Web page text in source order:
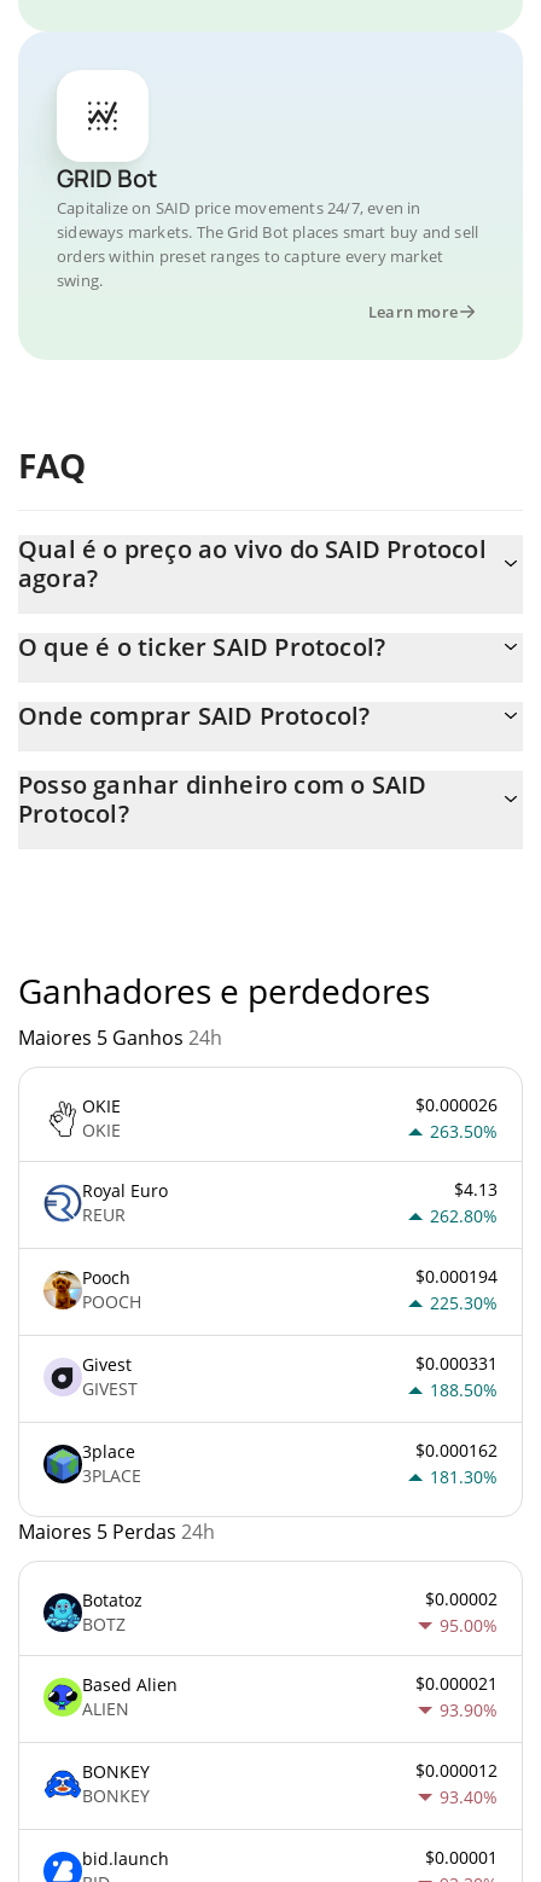
GRID Bot
Capitalize on SAID price movements 24/7, even in
sideways markets. The Grid Bot places smart buy and sell
orders within preset ranges to capture every market
swing.
Learn more
FAQ
Qual é o preço ao vivo do SAID Protocol
agora?
O que é o ticker SAID Protocol?
Onde comprar SAID Protocol?
transferência p2p. E a melhor maneira de trocar SAID Protocol é
através de um bot de 3commas.
Posso ganhar dinheiro com o SAID
Protocol?
Ganhadores e perdedores
Maiores 5 Ganhos 24h
OKIE
OKIE
$0.000026
263.50%
Royal Euro
REUR
$4.13
262.80%
Pooch
POOCH
$0.000194
225.30%
Givest
GIVEST
$0.000331
188.50%
3place
3PLACE
$0.000162
181.30%
Maiores 5 Perdas 24h
Botatoz
BOTZ
$0.00002
95.00%
Based Alien
ALIEN
$0.000021
93.90%
BONKEY
BONKEY
$0.000012
93.40%
bid.launch
$0.00001